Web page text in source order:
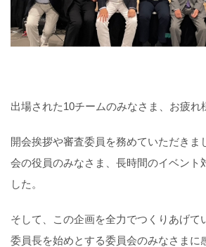
出場された10チームのみなさま、お疲れ
開会挨拶や審査委員を務めていただきま
会の役員のみなさま、長時間のイベント
した。
そして、この企画を全力でつくりあげて
委員長を始めとする委員会のみなさまに